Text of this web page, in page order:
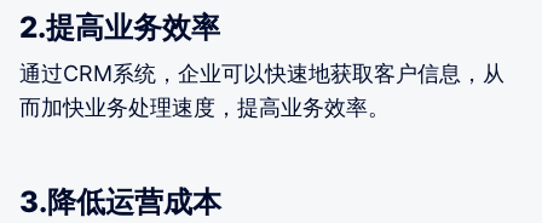
2.提高业务效率
通过CRM系统，企业可以快速地获取客户信息，从
而加快业务处理速度，提高业务效率。
3.降低运营成本